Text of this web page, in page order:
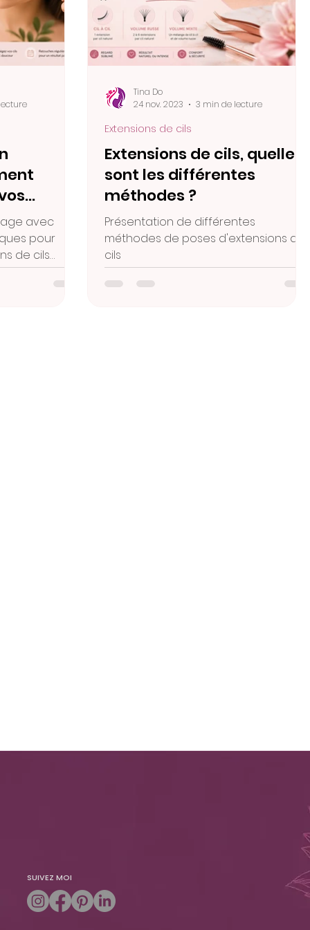
après la
avec
pour
de cils
Extensions de cils, quelles
sont les différentes
méthodes ?
Présentation de différentes
méthodes de poses d'extensions de
cils
Extensions de cils
Tina Do
24 nov. 2023
3 min de lecture
SUIVEZ MOI